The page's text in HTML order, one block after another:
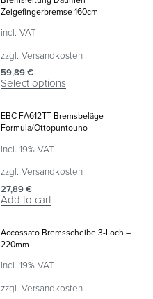
Zeigefingerbremse 160cm
incl. VAT
zzgl. Versandkosten
59,89€
Select options
EBC FA612TT Bremsbeläge
Formula/Ottopuntouno
incl. 19% VAT
zzgl. Versandkosten
27,89€
Add to cart
Accossato Bremsscheibe 3-Loch –
220mm
incl. 19% VAT
zzgl. Versandkosten